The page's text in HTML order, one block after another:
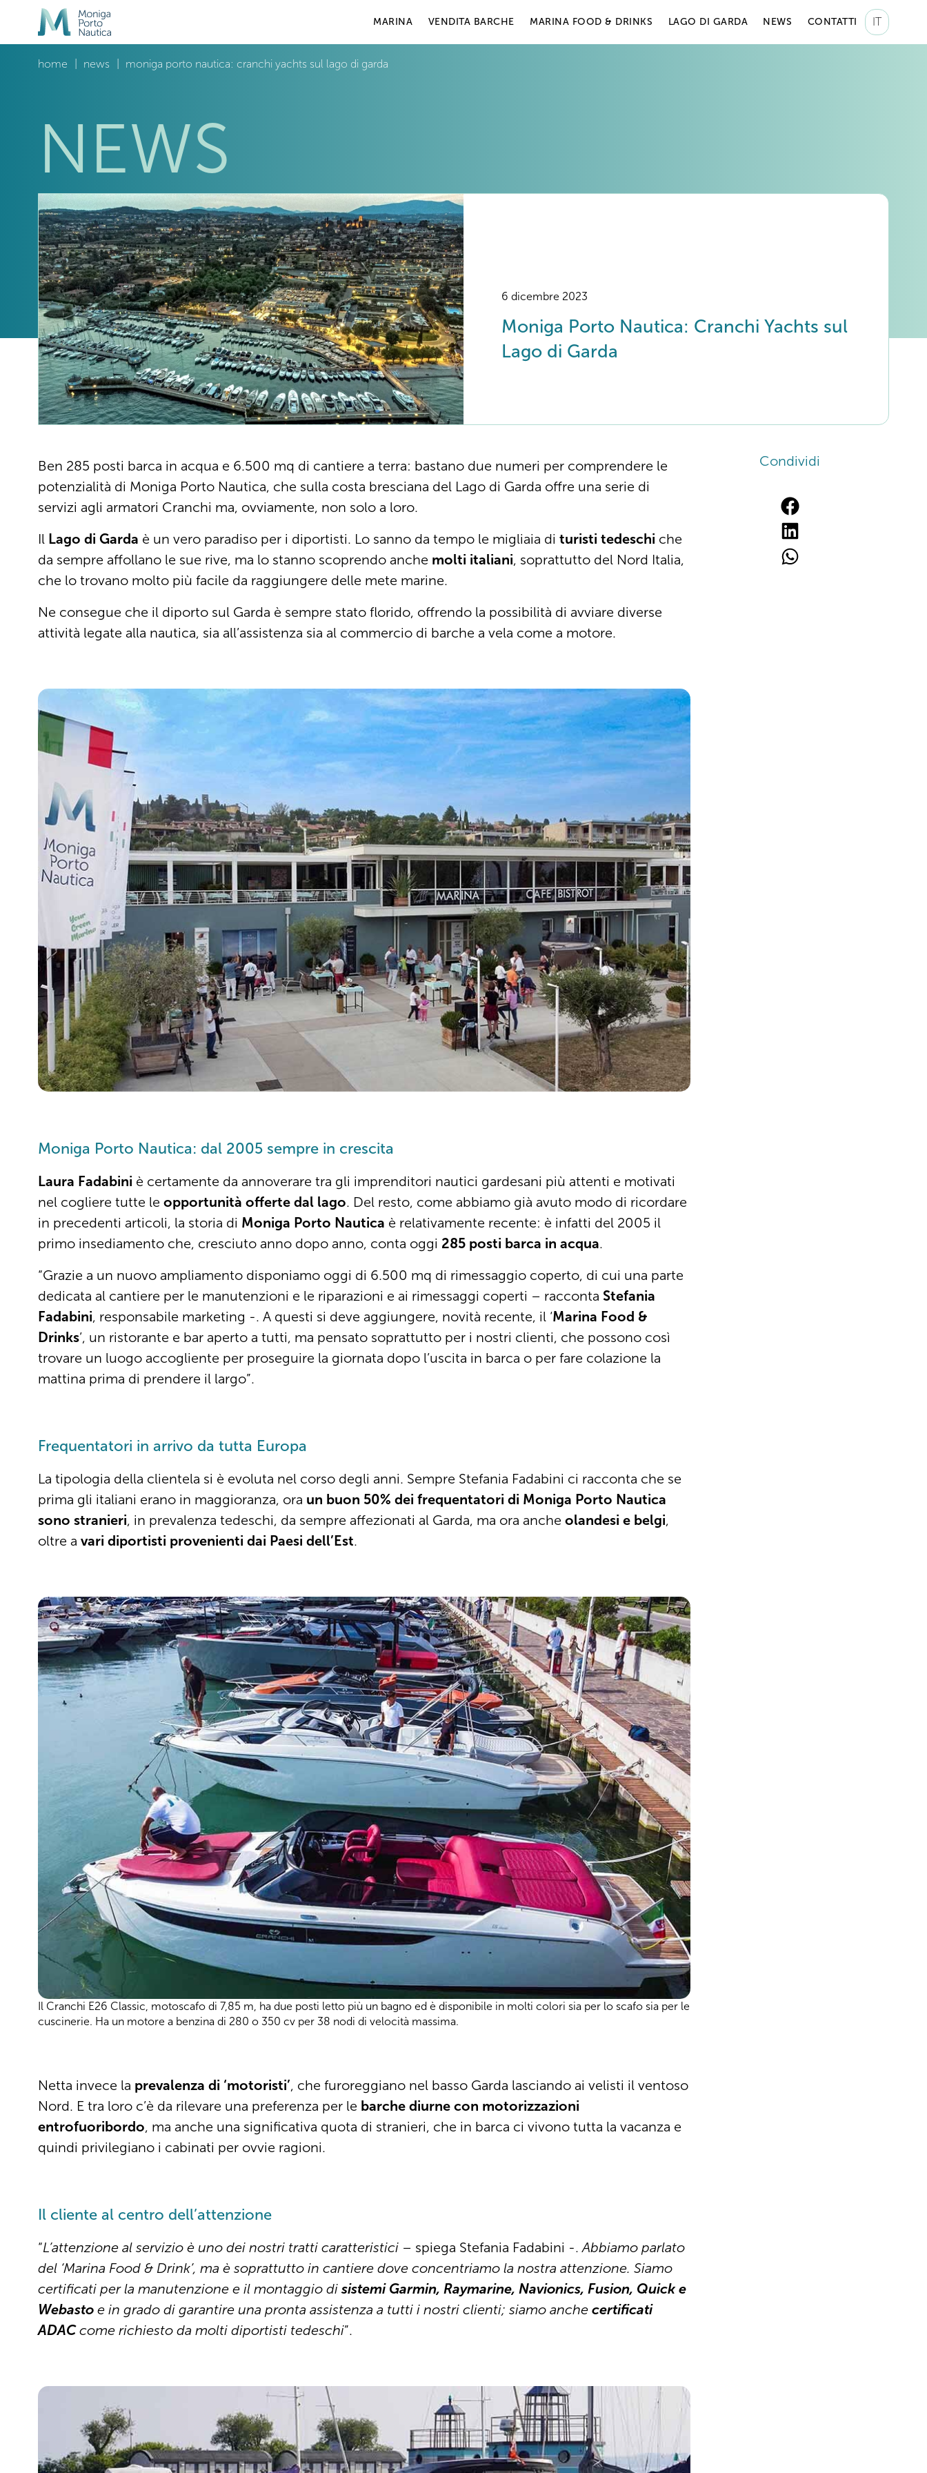
MARINA VENDITA BARCHE MARINA FOOD & DRINKS LAGO DI GARDA NEWS CONTATTI IT
home news moniga porto nautica: cranchi yachts sul lago di garda
NEWS
Moniga Porto Nautica: Cranchi Yachts sul
Lago di Garda
6 dicembre 2023
Ben 285 posti barca in acqua e 6.500 mq di cantiere a terra: bastano due numeri per comprendere le
potenzialità di Moniga Porto Nautica, che sulla costa bresciana del Lago di Garda offre una serie di
servizi agli armatori Cranchi ma, ovviamente, non solo a loro.
Il Lago di Garda è un vero paradiso per i diportisti. Lo sanno da tempo le migliaia di turisti tedeschi che
da sempre affollano le sue rive, ma lo stanno scoprendo anche molti italiani, soprattutto del Nord Italia,
che lo trovano molto più facile da raggiungere delle mete marine.
Ne consegue che il diporto sul Garda è sempre stato florido, offrendo la possibilità di avviare diverse
attività legate alla nautica, sia all’assistenza sia al commercio di barche a vela come a motore.
Moniga Porto Nautica: dal 2005 sempre in crescita
Laura Fadabini è certamente da annoverare tra gli imprenditori nautici gardesani più attenti e motivati
nel cogliere tutte le opportunità offerte dal lago. Del resto, come abbiamo già avuto modo di ricordare
in precedenti articoli, la storia di Moniga Porto Nautica è relativamente recente: è infatti del 2005 il
primo insediamento che, cresciuto anno dopo anno, conta oggi 285 posti barca in acqua.
“Grazie a un nuovo ampliamento disponiamo oggi di 6.500 mq di rimessaggio coperto, di cui una parte
dedicata al cantiere per le manutenzioni e le riparazioni e ai rimessaggi coperti – racconta Stefania
Fadabini, responsabile marketing -. A questi si deve aggiungere, novità recente, il ‘Marina Food &
Drinks’, un ristorante e bar aperto a tutti, ma pensato soprattutto per i nostri clienti, che possono così
trovare un luogo accogliente per proseguire la giornata dopo l’uscita in barca o per fare colazione la
mattina prima di prendere il largo”.
Frequentatori in arrivo da tutta Europa
La tipologia della clientela si è evoluta nel corso degli anni. Sempre Stefania Fadabini ci racconta che se
prima gli italiani erano in maggioranza, ora un buon 50% dei frequentatori di Moniga Porto Nautica
sono stranieri, in prevalenza tedeschi, da sempre affezionati al Garda, ma ora anche olandesi e belgi,
oltre a vari diportisti provenienti dai Paesi dell’Est.
Il Cranchi E26 Classic, motoscafo di 7,85 m, ha due posti letto più un bagno ed è disponibile in molti colori sia per lo scafo sia per le
cuscinerie. Ha un motore a benzina di 280 o 350 cv per 38 nodi di velocità massima.
Netta invece la prevalenza di ‘motoristi’, che furoreggiano nel basso Garda lasciando ai velisti il ventoso
Nord. E tra loro c’è da rilevare una preferenza per le barche diurne con motorizzazioni
entrofuoribordo, ma anche una significativa quota di stranieri, che in barca ci vivono tutta la vacanza e
quindi privilegiano i cabinati per ovvie ragioni.
Il cliente al centro dell’attenzione
“L’attenzione al servizio è uno dei nostri tratti caratteristici – spiega Stefania Fadabini -.Abbiamo parlato
del ‘Marina Food & Drink’, ma è soprattutto in cantiere dove concentriamo la nostra attenzione. Siamo
certificati per la manutenzione e il montaggio disistemi Garmin, Raymarine, Navionics, Fusion, Quick e
Webasto e in grado di garantire una pronta assistenza a tutti i nostri clienti; siamo anche certificati
ADACcome richiesto da molti diportisti tedeschi”.
Condividi